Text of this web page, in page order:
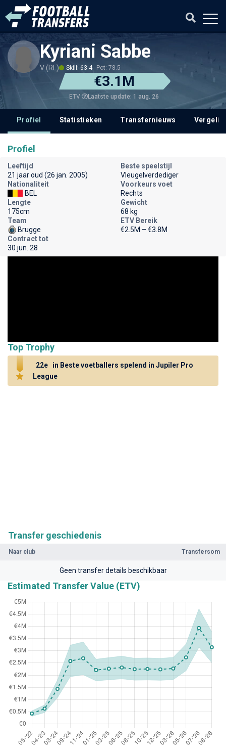
Kyriani Sabbe
V (RL) Skill: 63.4 Pot: 78.5
€3.1M
ETV Laatste update: 1 aug. 26
Profiel Statistieken Transfernieuws
Transfer geschiedenis
Naar club Transfersom
Geen transfer details beschikbaar
Estimated Transfer Value (ETV)
Profiel
Leeftijd
21 jaar oud (26 jan. 2005)
Beste speelstijl
Vleugelverdediger
Nationaliteit
BEL
Voorkeurs voet
Rechts
Lengte
175cm
Gewicht
68 kg
Team
Brugge
ETV Bereik
€2.5M – €3.8M
Contract tot
30 jun. 28
Top Trophy
22e
in Beste voetballers spelend in Jupiler Pro
League